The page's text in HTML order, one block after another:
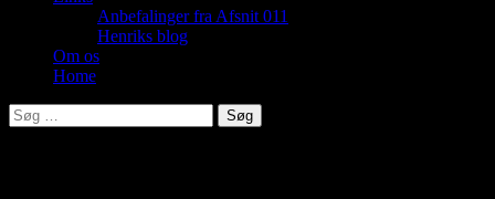
Anbefalinger fra Afsnit 011
Henriks blog
Om os
Home
Søg
efter: